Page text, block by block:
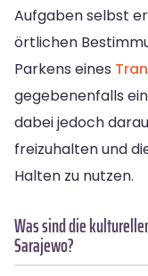
Aufgaben selbst
örtlichen
Parkens eines
gegebenenfalls
dabei jedoch
freizuhalten und
Halten zu nutzen.
Was sind die
Sarajewo?